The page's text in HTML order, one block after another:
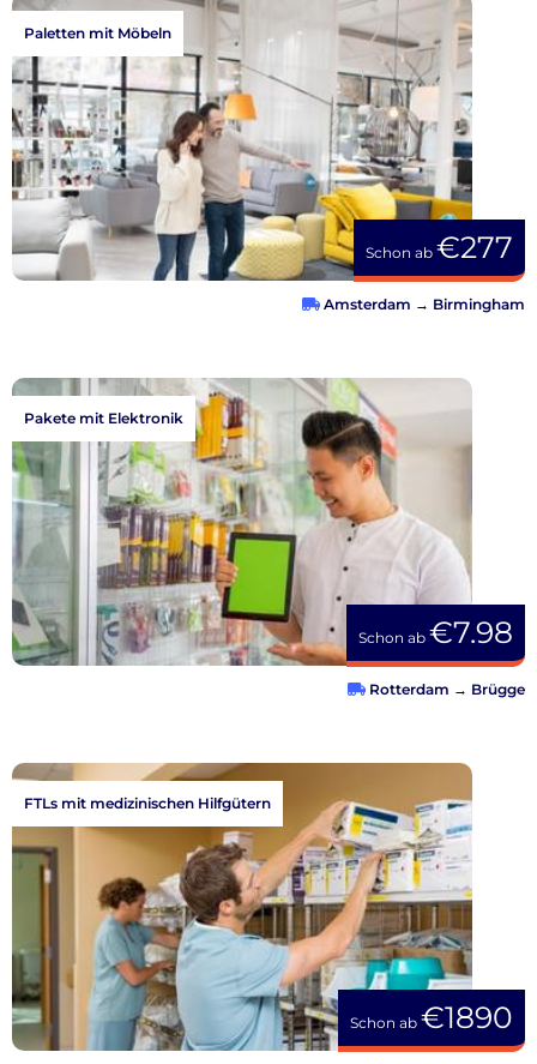
Schon ab €277
Paletten mit Möbeln
Amsterdam → Birmingham
Schon ab €7.98
Pakete mit Elektronik
Rotterdam → Brügge
Schon ab €1890
FTLs mit medizinischen Hilfgütern